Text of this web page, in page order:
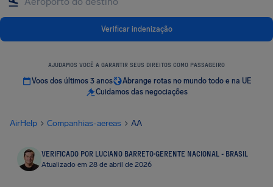
Verificar indenização
AJUDAMOS VOCÊ A GARANTIR SEUS DIREITOS COMO PASSAGEIRO
Voos dos últimos 3 anos
Abrange rotas no mundo todo e na UE
Cuidamos das negociações
AirHelp Companhias-aereas AA
VERIFICADO POR LUCIANO BARRETO·GERENTE NACIONAL - BRASIL
Atualizado em 28 de abril de 2026